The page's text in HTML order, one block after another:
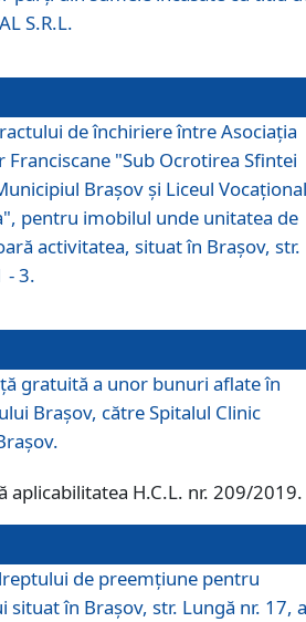
S.R.L.
de închiriere între Asociația
"Sub Ocrotirea Sfintei
Braşov şi Liceul
pentru imobilul unde unitatea de
activitatea, situat în Braşov, str.
- 3.
gratuită a unor bunuri aflate în
Braşov, către Spitalul Clinic
aplicabilitatea H.C.L. nr. 209/2019.
de preemţiune pentru
în Braşov, str. Lungă nr. 17,